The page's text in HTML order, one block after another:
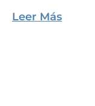
Leer Más